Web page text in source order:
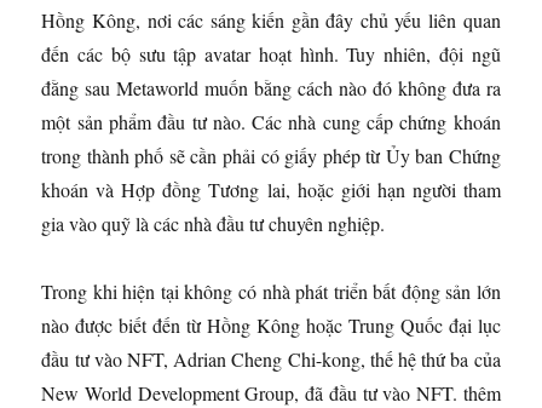
Hồng Kông, nơi các sáng kiến ​​gần đây chủ yếu liên quan
đến các bộ sưu tập avatar hoạt hình. Tuy nhiên, đội ngũ
đằng sau Metaworld muốn bằng cách nào đó không đưa ra
một sản phẩm đầu tư nào. Các nhà cung cấp chứng khoán
trong thành phố sẽ cần phải có giấy phép từ Ủy ban Chứng
khoán và Hợp đồng Tương lai, hoặc giới hạn người tham
gia vào quỹ là các nhà đầu tư chuyên nghiệp.
Trong khi hiện tại không có nhà phát triển bất động sản lớn
nào được biết đến từ Hồng Kông hoặc Trung Quốc đại lục
đầu tư vào NFT, Adrian Cheng Chi-kong, thế hệ thứ ba của
New World Development Group, đã đầu tư vào NFT. thêm